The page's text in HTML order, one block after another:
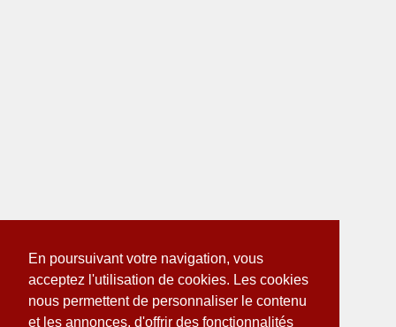
En poursuivant votre navigation, vous
acceptez l'utilisation de cookies. Les cookies
nous permettent de personnaliser le contenu
et les annonces, d'offrir des fonctionnalités